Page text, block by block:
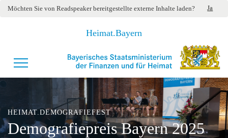
Möchten Sie vonReadspeakerbereitgestellte externe Inhalte laden? Ja
Heimat.Bayern
HEIMAT.DEMOGRAFIEFEST
Demografiepreis Bayern 2025